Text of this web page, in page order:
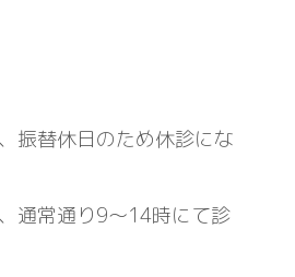
振替休日のため休診にな
通常通り9～14時にて診